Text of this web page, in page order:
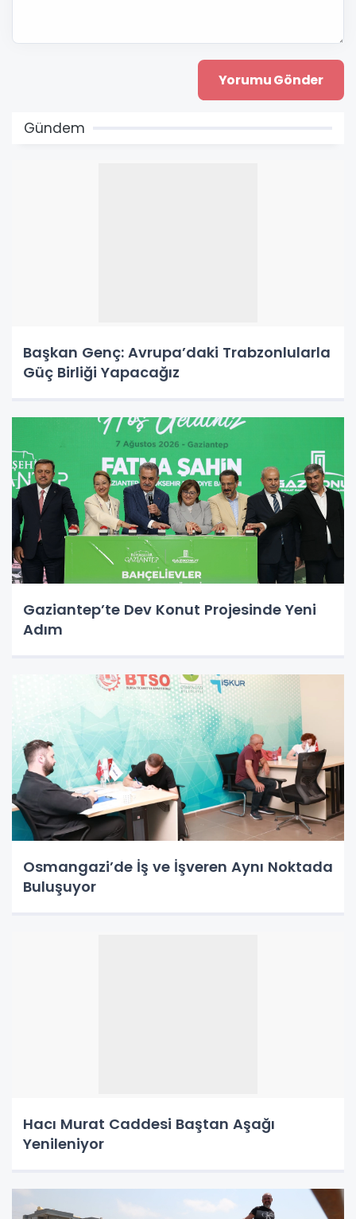
Gündem
Başkan Genç: Avrupa’daki Trabzonlularla
Güç Birliği Yapacağız
Gaziantep’te Dev Konut Projesinde Yeni
Adım
Osmangazi’de İş ve İşveren Aynı Noktada
Buluşuyor
Hacı Murat Caddesi Baştan Aşağı
Yenileniyor